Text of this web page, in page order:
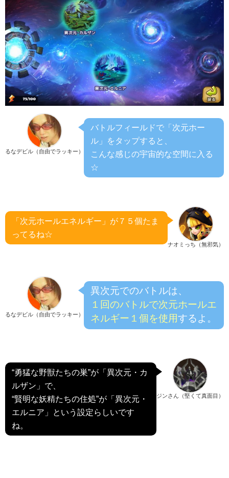
るなデビル（自由でラッキー）
バトルフィールドで「次元ホー
ル」をタップすると、
こんな感じの宇宙的な空間に入る
☆
ナオミっち（無邪気）
「次元ホールエネルギー」が７５個たま
ってるね☆
るなデビル（自由でラッキー）
異次元でのバトルは、
１回のバトルで次元ホールエ
ネルギー１個を使用するよ。
ジンさん（堅くて真面目）
“勇猛な野獣たちの巣”が「異次元・カ
ルザン」で、
“賢明な妖精たちの住処”が「異次元・
エルニア」という設定らしいです
ね。